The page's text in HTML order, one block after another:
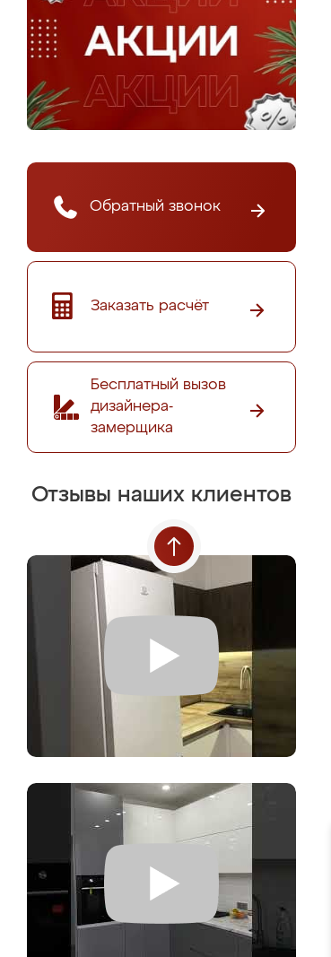
Обратный звонок
Заказать расчёт
Бесплатный вызов
дизайнера-
замерщика
Отзывы наших клиентов